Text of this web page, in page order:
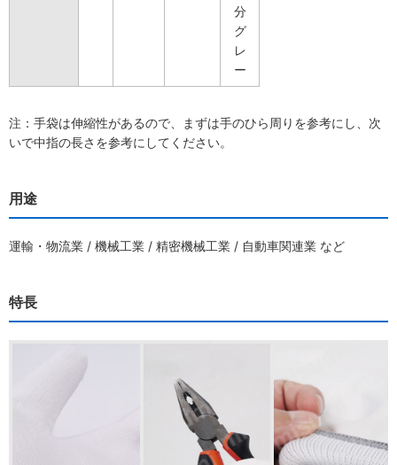
分
グ
レ
ー
注：手袋は伸縮性があるので、まずは手のひら周りを参考にし、次
いで中指の長さを参考にしてください。
用途
運輸・物流業 / 機械工業 / 精密機械工業 / 自動車関連業 など
特長